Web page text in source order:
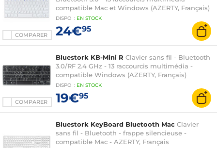
COMPARER
compatible Mac et Windows (AZERTY, Français)
DISPO : EN STOCK
24€95
COMPARER
Bluestork KB-Mini R Clavier sans fil - Bluetooth
3.0/RF 2.4 GHz - 13 raccourcis multimédia -
compatible Windows (AZERTY, Français)
DISPO : EN STOCK
19€95
Bluestork KeyBoard Bluetooth Mac Clavier
sans fil - Bluetooth - frappe silencieuse -
compatible Mac - AZERTY, Français